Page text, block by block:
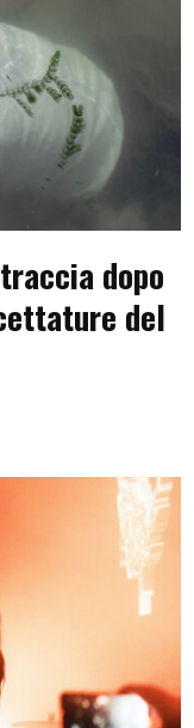
dopo
del